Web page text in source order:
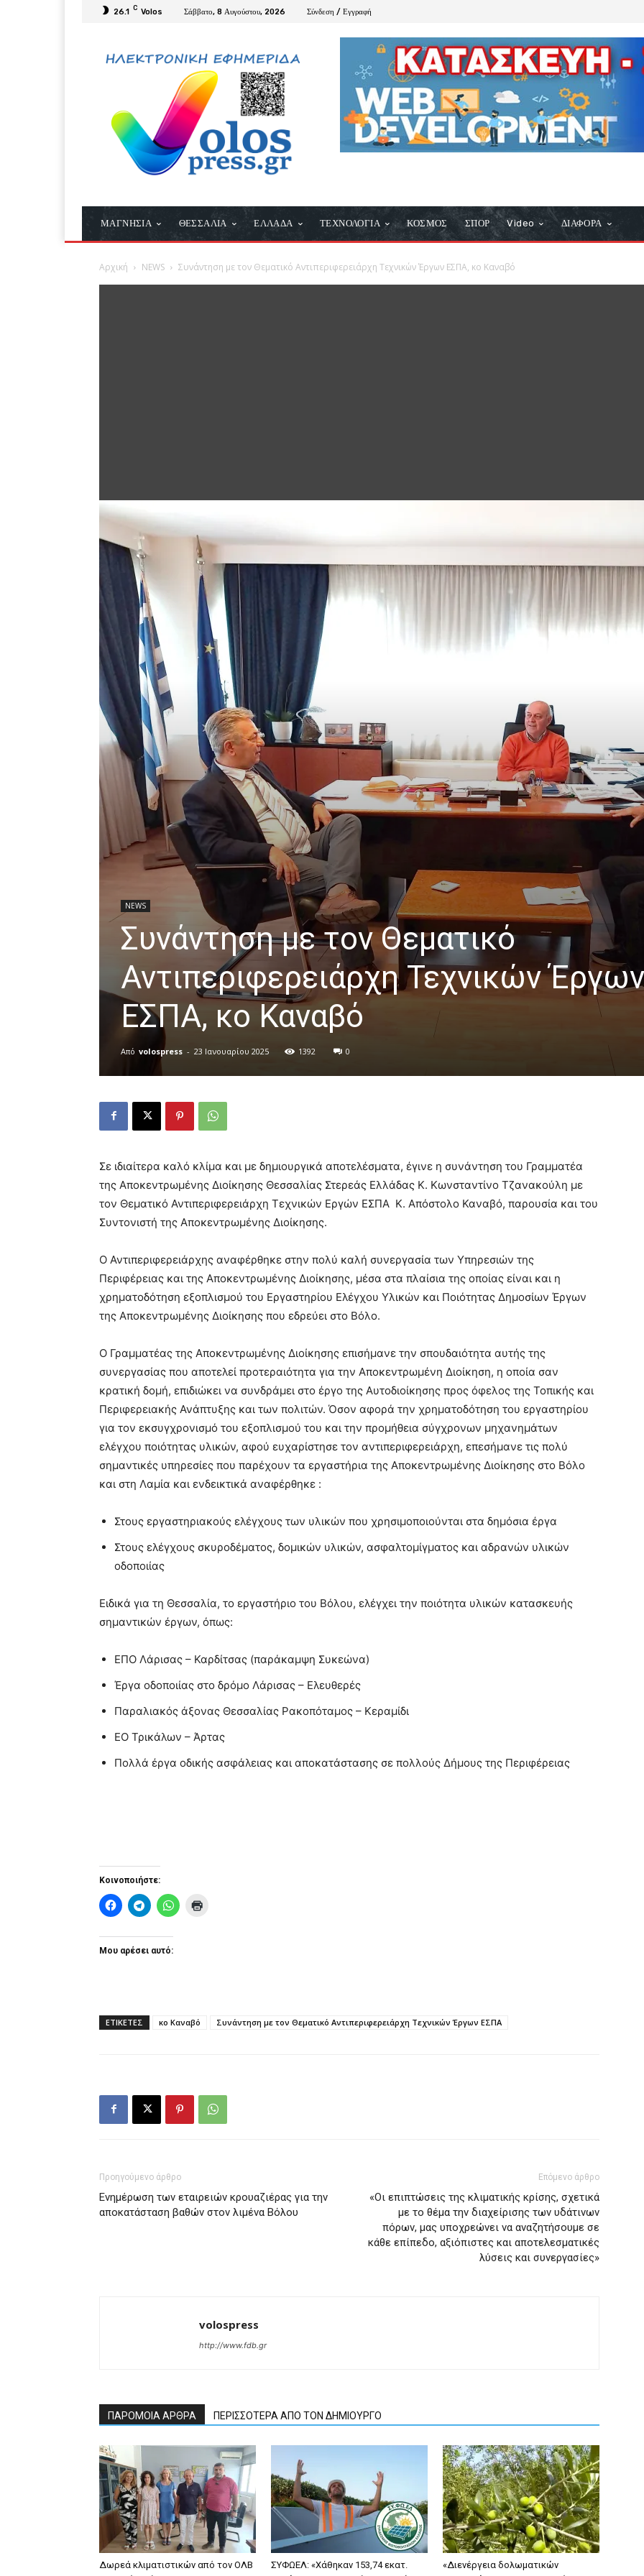
26.1 C Volos Σάββατο, 8 Αυγούστου, 2026 Σύνδεση / Εγγραφή
ΜΑΓΝΗΣΙΑ ΘΕΣΣΑΛΙΑ ΕΛΛΑΔΑ ΤΕΧΝΟΛΟΓΙΑ ΚΟΣΜΟΣ ΣΠΟΡ Video ΔΙΑΦΟΡΑ
Αρχική NEWS Συνάντηση με τον Θεματικό Αντιπεριφερειάρχη Τεχνικών Έργων ΕΣΠΑ, κο Καναβό
NEWS
Συνάντηση με τον Θεματικό
Αντιπεριφερειάρχη Τεχνικών Έργων
ΕΣΠΑ, κο Καναβό
Από volospress - 23 Ιανουαρίου 2025 1392 0
Σε ιδιαίτερα καλό κλίμα και με δημιουργικά αποτελέσματα, έγινε η συνάντηση του Γραμματέα
της Αποκεντρωμένης Διοίκησης Θεσσαλίας Στερεάς Ελλάδας Κ. Κωνσταντίνο Τζανακούλη με
τον Θεματικό Αντιπεριφερειάρχη Τεχνικών Εργών ΕΣΠΑ Κ. Απόστολο Καναβό, παρουσία και του
Συντονιστή της Αποκεντρωμένης Διοίκησης.
Ο Αντιπεριφερειάρχης αναφέρθηκε στην πολύ καλή συνεργασία των Υπηρεσιών της
Περιφέρειας και της Αποκεντρωμένης Διοίκησης, μέσα στα πλαίσια της οποίας είναι και η
χρηματοδότηση εξοπλισμού του Εργαστηρίου Ελέγχου Υλικών και Ποιότητας Δημοσίων Έργων
της Αποκεντρωμένης Διοίκησης που εδρεύει στο Βόλο.
Ο Γραμματέας της Αποκεντρωμένης Διοίκησης επισήμανε την σπουδαιότητα αυτής της
συνεργασίας που αποτελεί προτεραιότητα για την Αποκεντρωμένη Διοίκηση, η οποία σαν
κρατική δομή, επιδιώκει να συνδράμει στο έργο της Αυτοδιοίκησης προς όφελος της Τοπικής και
Περιφερειακής Ανάπτυξης και των πολιτών. Όσον αφορά την χρηματοδότηση του εργαστηρίου
για τον εκσυγχρονισμό του εξοπλισμού του και την προμήθεια σύγχρονων μηχανημάτων
ελέγχου ποιότητας υλικών, αφού ευχαρίστησε τον αντιπεριφερειάρχη, επεσήμανε τις πολύ
σημαντικές υπηρεσίες που παρέχουν τα εργαστήρια της Αποκεντρωμένης Διοίκησης στο Βόλο
και στη Λαμία και ενδεικτικά αναφέρθηκε :
Στους εργαστηριακούς ελέγχους των υλικών που χρησιμοποιούνται στα δημόσια έργα
Στους ελέγχους σκυροδέματος, δομικών υλικών, ασφαλτομίγματος και αδρανών υλικών
οδοποιίας
Ειδικά για τη Θεσσαλία, το εργαστήριο του Βόλου, ελέγχει την ποιότητα υλικών κατασκευής
σημαντικών έργων, όπως:
ΕΠΟ Λάρισας – Καρδίτσας (παράκαμψη Συκεώνα)
Έργα οδοποιίας στο δρόμο Λάρισας – Ελευθερές
Παραλιακός άξονας Θεσσαλίας Ρακοπόταμος – Κεραμίδι
ΕΟ Τρικάλων – Άρτας
Πολλά έργα οδικής ασφάλειας και αποκατάστασης σε πολλούς Δήμους της Περιφέρειας
Κοινοποιήστε:
Μου αρέσει αυτό:
ΕΤΙΚΕΤΕΣ κο Καναβό Συνάντηση με τον Θεματικό Αντιπεριφερειάρχη Τεχνικών Έργων ΕΣΠΑ
Προηγούμενο άρθρο
Ενημέρωση των εταιρειών κρουαζιέρας για την
αποκατάσταση βαθών στον λιμένα Βόλου
Επόμενο άρθρο
«Οι επιπτώσεις της κλιματικής κρίσης, σχετικά
με το θέμα την διαχείρισης των υδάτινων
πόρων, μας υποχρεώνει να αναζητήσουμε σε
κάθε επίπεδο, αξιόπιστες και αποτελεσματικές
λύσεις και συνεργασίες»
volospress
http://www.fdb.gr
ΠΑΡΟΜΟΙΑ ΑΡΘΡΑ ΠΕΡΙΣΣΟΤΕΡΑ ΑΠΟ ΤΟΝ ΔΗΜΙΟΥΡΓΟ
Δωρεά κλιματιστικών από τον ΟΛΒ
ΣΥΦΩΕΛ: «Χάθηκαν 153,74 εκατ.
«Διενέργεια δολωματικών